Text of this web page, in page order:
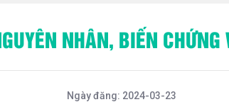
NHÂN, BIẾN CHỨNG
Ngày đăng: 2024-03-23